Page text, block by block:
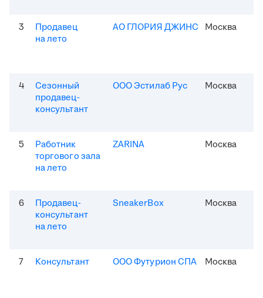
3
Продавец
на лето
АО ГЛОРИЯ ДЖИНС Москва
4
Сезонный
продавец-
консультант
ООО Эстилаб Рус Москва
5
Работник
торгового зала
на лето
ZARINA Москва
6
Продавец-
консультант
на лето
SneakerBox Москва
7 Консультант ООО Футурион СПА Москва